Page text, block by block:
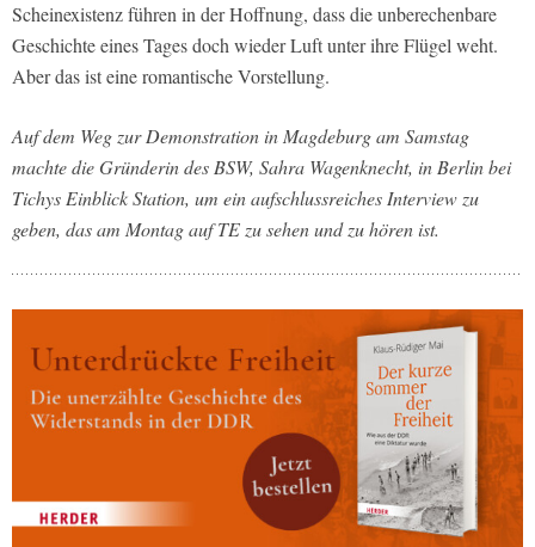
Scheinexistenz führen in der Hoffnung, dass die unberechenbare
Geschichte eines Tages doch wieder Luft unter ihre Flügel weht.
Aber das ist eine romantische Vorstellung.
Auf dem Weg zur Demonstration in Magdeburg am Samstag
machte die Gründerin des BSW, Sahra Wagenknecht, in Berlin bei
Tichys Einblick Station, um ein aufschlussreiches Interview zu
geben, das am Montag auf TE zu sehen und zu hören ist.